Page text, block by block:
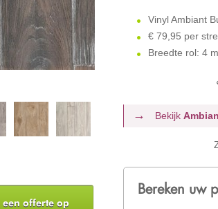
offerte op
Vinyl Ambiant
€ 79,95 per
Breedte rol: 4
Bekijk
Bereken uw